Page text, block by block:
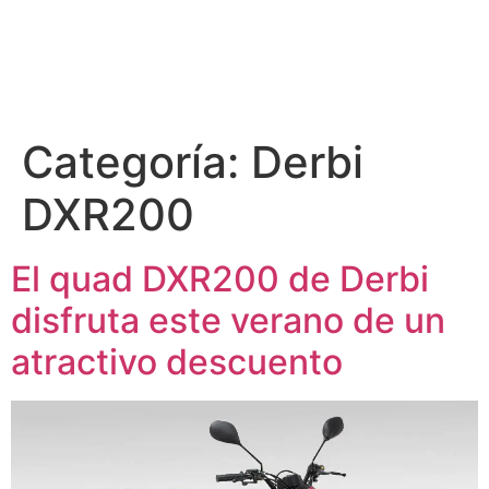
Categoría: Derbi
DXR200
El quad DXR200 de Derbi
disfruta este verano de un
atractivo descuento